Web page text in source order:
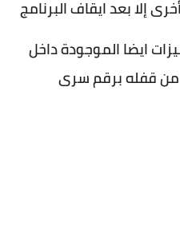
إلا بعد ايقاف البرنامج
ايضا الموجودة داخل
من قفله برقم سرى